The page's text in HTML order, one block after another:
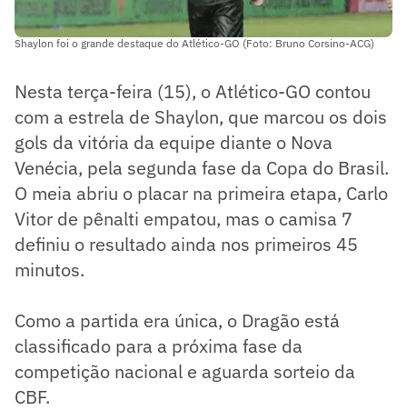
Shaylon foi o grande destaque do Atlético-GO (Foto: Bruno Corsino-ACG)
Nesta terça-feira (15), o Atlético-GO contou
com a estrela de Shaylon, que marcou os dois
gols da vitória da equipe diante o Nova
Venécia, pela segunda fase da Copa do Brasil.
O meia abriu o placar na primeira etapa, Carlo
Vitor de pênalti empatou, mas o camisa 7
definiu o resultado ainda nos primeiros 45
minutos.
Como a partida era única, o Dragão está
classificado para a próxima fase da
competição nacional e aguarda sorteio da
CBF.